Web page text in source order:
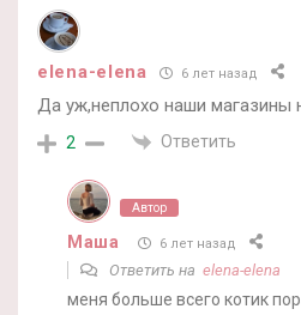
elena-elena 6 лет назад
Да уж,неплохо наши магазины
2 Ответить
Автор
Маша 6 лет назад
Ответить на elena-elena
меня больше всего котик